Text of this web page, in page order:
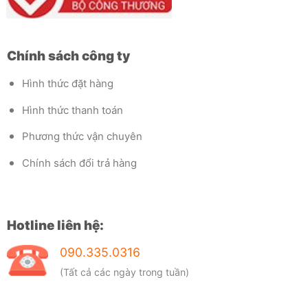
Chính sách công ty
Hình thức đặt hàng
Hình thức thanh toán
Phương thức vận chuyên
Chính sách đổi trả hàng
Hotline liên hệ:
090.335.0316
(Tất cả các ngày trong tuần)